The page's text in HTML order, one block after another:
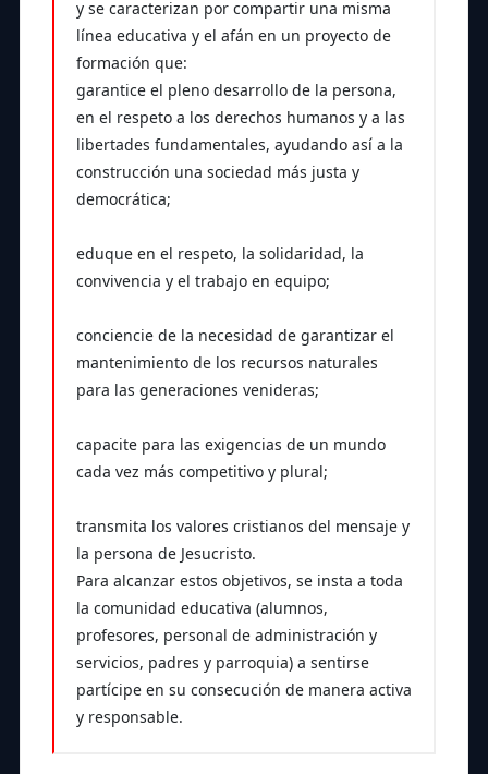
y se caracterizan por compartir una misma
línea educativa y el afán en un proyecto de
formación que:
garantice el pleno desarrollo de la persona,
en el respeto a los derechos humanos y a las
libertades fundamentales, ayudando así a la
construcción una sociedad más justa y
democrática;
eduque en el respeto, la solidaridad, la
convivencia y el trabajo en equipo;
conciencie de la necesidad de garantizar el
mantenimiento de los recursos naturales
para las generaciones venideras;
capacite para las exigencias de un mundo
cada vez más competitivo y plural;
transmita los valores cristianos del mensaje y
la persona de Jesucristo.
Para alcanzar estos objetivos, se insta a toda
la comunidad educativa (alumnos,
profesores, personal de administración y
servicios, padres y parroquia) a sentirse
partícipe en su consecución de manera activa
y responsable.